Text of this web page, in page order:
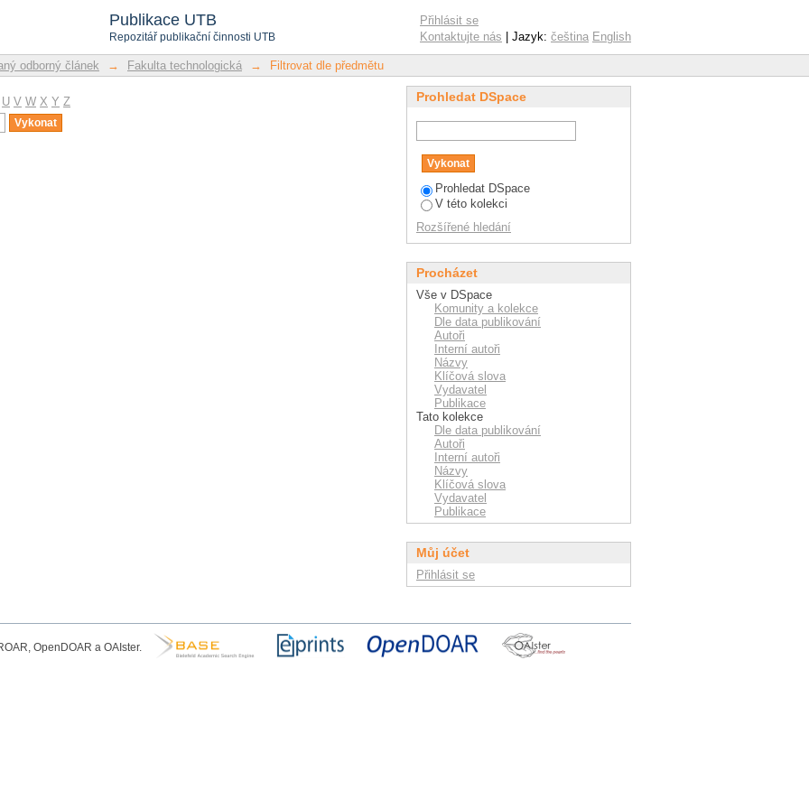
Publikace UTB
Repozitář publikační činnosti UTB
Přihlásit se
Kontaktujte nás | Jazyk: čeština English
odborný článek → Fakulta technologická → Filtrovat dle předmětu
U V W X Y Z
Prohledat DSpace
Prohledat DSpace
V této kolekci
Rozšířené hledání
Procházet
Vše v DSpace
Komunity a kolekce
Dle data publikování
Autoři
Interní autoři
Názvy
Klíčová slova
Vydavatel
Publikace
Tato kolekce
Dle data publikování
Autoři
Interní autoři
Názvy
Klíčová slova
Vydavatel
Publikace
Můj účet
Přihlásit se
OpenDOAR a OAIster.